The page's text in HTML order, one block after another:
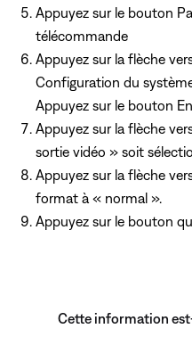
Appuyez sur le bouton
télécommande
Appuyez sur la flèche
Configuration du
Appuyez sur le bouton
Appuyez sur la flèche
sortie vidéo » soit
Appuyez sur la flèche
format à « normal ».
Appuyez sur le bouton
Cette information